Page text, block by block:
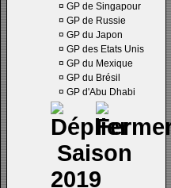
¤ GP de Singapour
¤ GP de Russie
¤ GP du Japon
¤ GP des Etats Unis
¤ GP du Mexique
¤ GP du Brésil
¤ GP d'Abu Dhabi
Saison
2019